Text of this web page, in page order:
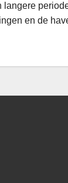
langere
en de